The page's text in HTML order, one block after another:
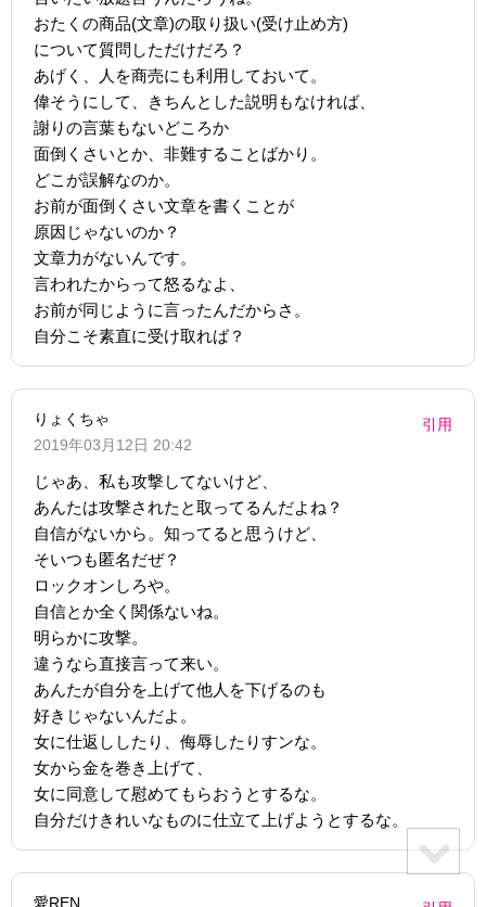
おたくの商品(文章)の取り扱い(受け止め方)
について質問しただけだろ？
あげく、人を商売にも利用しておいて。
偉そうにして、きちんとした説明もなければ、
謝りの言葉もないどころか
面倒くさいとか、非難することばかり。
どこが誤解なのか。
お前が面倒くさい文章を書くことが
原因じゃないのか？
文章力がないんです。
言われたからって怒るなよ、
お前が同じように言ったんだからさ。
自分こそ素直に受け取れば？
りょくちゃ
2019年03月12日 20:42
引用
じゃあ、私も攻撃してないけど、
あんたは攻撃されたと取ってるんだよね？
自信がないから。知ってると思うけど、
そいつも匿名だぜ？
ロックオンしろや。
自信とか全く関係ないね。
明らかに攻撃。
違うなら直接言って来い。
あんたが自分を上げて他人を下げるのも
好きじゃないんだよ。
女に仕返ししたり、侮辱したりすンな。
女から金を巻き上げて、
女に同意して慰めてもらおうとするな。
自分だけきれいなものに仕立て上げようとするな。
愛REN